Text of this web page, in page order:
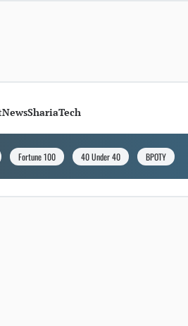
NewsShariaTech
Fortune 100 40 Under 40 BPOTY